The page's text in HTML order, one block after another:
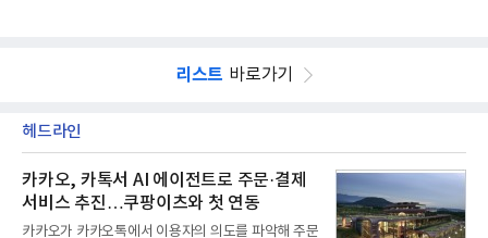
리스트 바로가기
헤드라인
카카오, 카톡서 AI 에이전트로 주문·결제
서비스 추진…쿠팡이츠와 첫 연동
카카오가 카카오톡에서 이용자의 의도를 파악해 주문